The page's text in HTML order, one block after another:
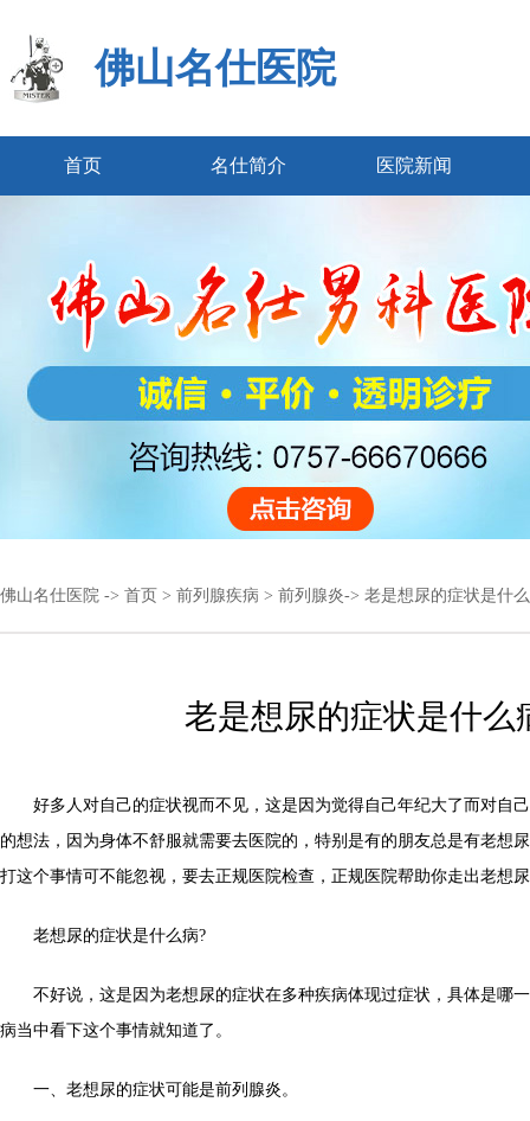
佛山名仕医院
首页 名仕简介 医院新闻
佛山名仕医院 -> 首页 > 前列腺疾病 > 前列腺炎-> 老是想尿的症状是什
老是想尿的症状是什么
好多人对自己的症状视而不见，这是因为觉得自己年纪大了而对自
的想法，因为身体不舒服就需要去医院的，特别是有的朋友总是有老想
打这个事情可不能忽视，要去正规医院检查，正规医院帮助你走出老想
老想尿的症状是什么病?
不好说，这是因为老想尿的症状在多种疾病体现过症状，具体是哪一
病当中看下这个事情就知道了。
一、老想尿的症状可能是前列腺炎。